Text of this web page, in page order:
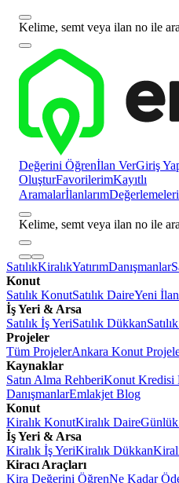
Kelime, semt veya ilan no ile
Değerini Öğrenİlan VerGiriş
OluşturFavorilerimKayıtlı
Aramalarİlanlarım
Kelime, semt veya ilan no ile
SatılıkKiralıkYatırımDanışmanlar
Konut
Satılık KonutSatılık DaireYeni
İş Yeri & Arsa
Satılık İş YeriSatılık Dükkan
Projeler
Tüm ProjelerAnkara Konut
Kaynaklar
Satın Alma RehberiKonut Kredisi
DanışmanlarEmlakjet Blog
Konut
Kiralık KonutKiralık Daire
İş Yeri & Arsa
Kiralık İş YeriKiralık Dükkan
Kiracı Araçları
Kira Değerini ÖğrenNe Kadar